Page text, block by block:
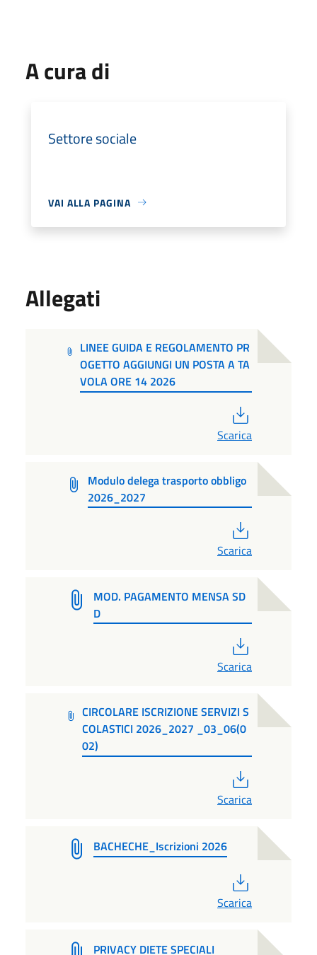
A cura di
Settore sociale
VAI ALLA PAGINA
Allegati
LINEE GUIDA E REGOLAMENTO PR
OGETTO AGGIUNGI UN POSTA A TA
VOLA ORE 14 2026
Scarica
Modulo delega trasporto obbligo
2026_2027
Scarica
MOD. PAGAMENTO MENSA SD
D
Scarica
CIRCOLARE ISCRIZIONE SERVIZI S
COLASTICI 2026_2027 _03_06(0
02)
Scarica
BACHECHE_Iscrizioni 2026
Scarica
PRIVACY DIETE SPECIALI